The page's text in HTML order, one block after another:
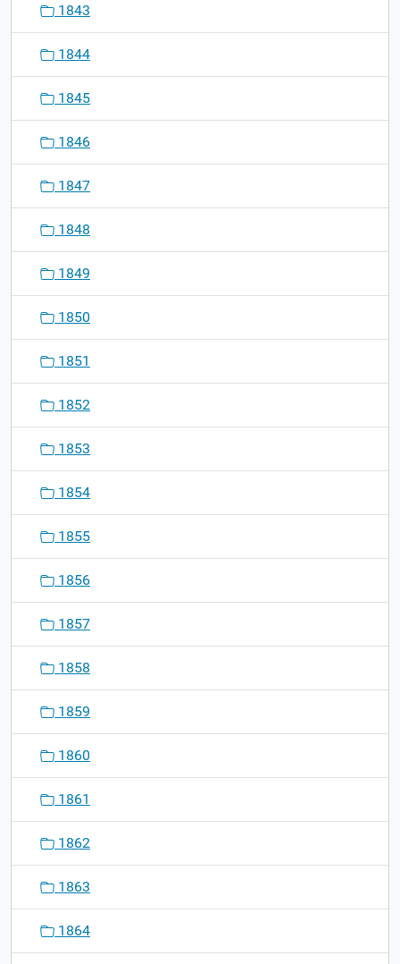
1843
1844
1845
1846
1847
1848
1849
1850
1851
1852
1853
1854
1855
1856
1857
1858
1859
1860
1861
1862
1863
1864